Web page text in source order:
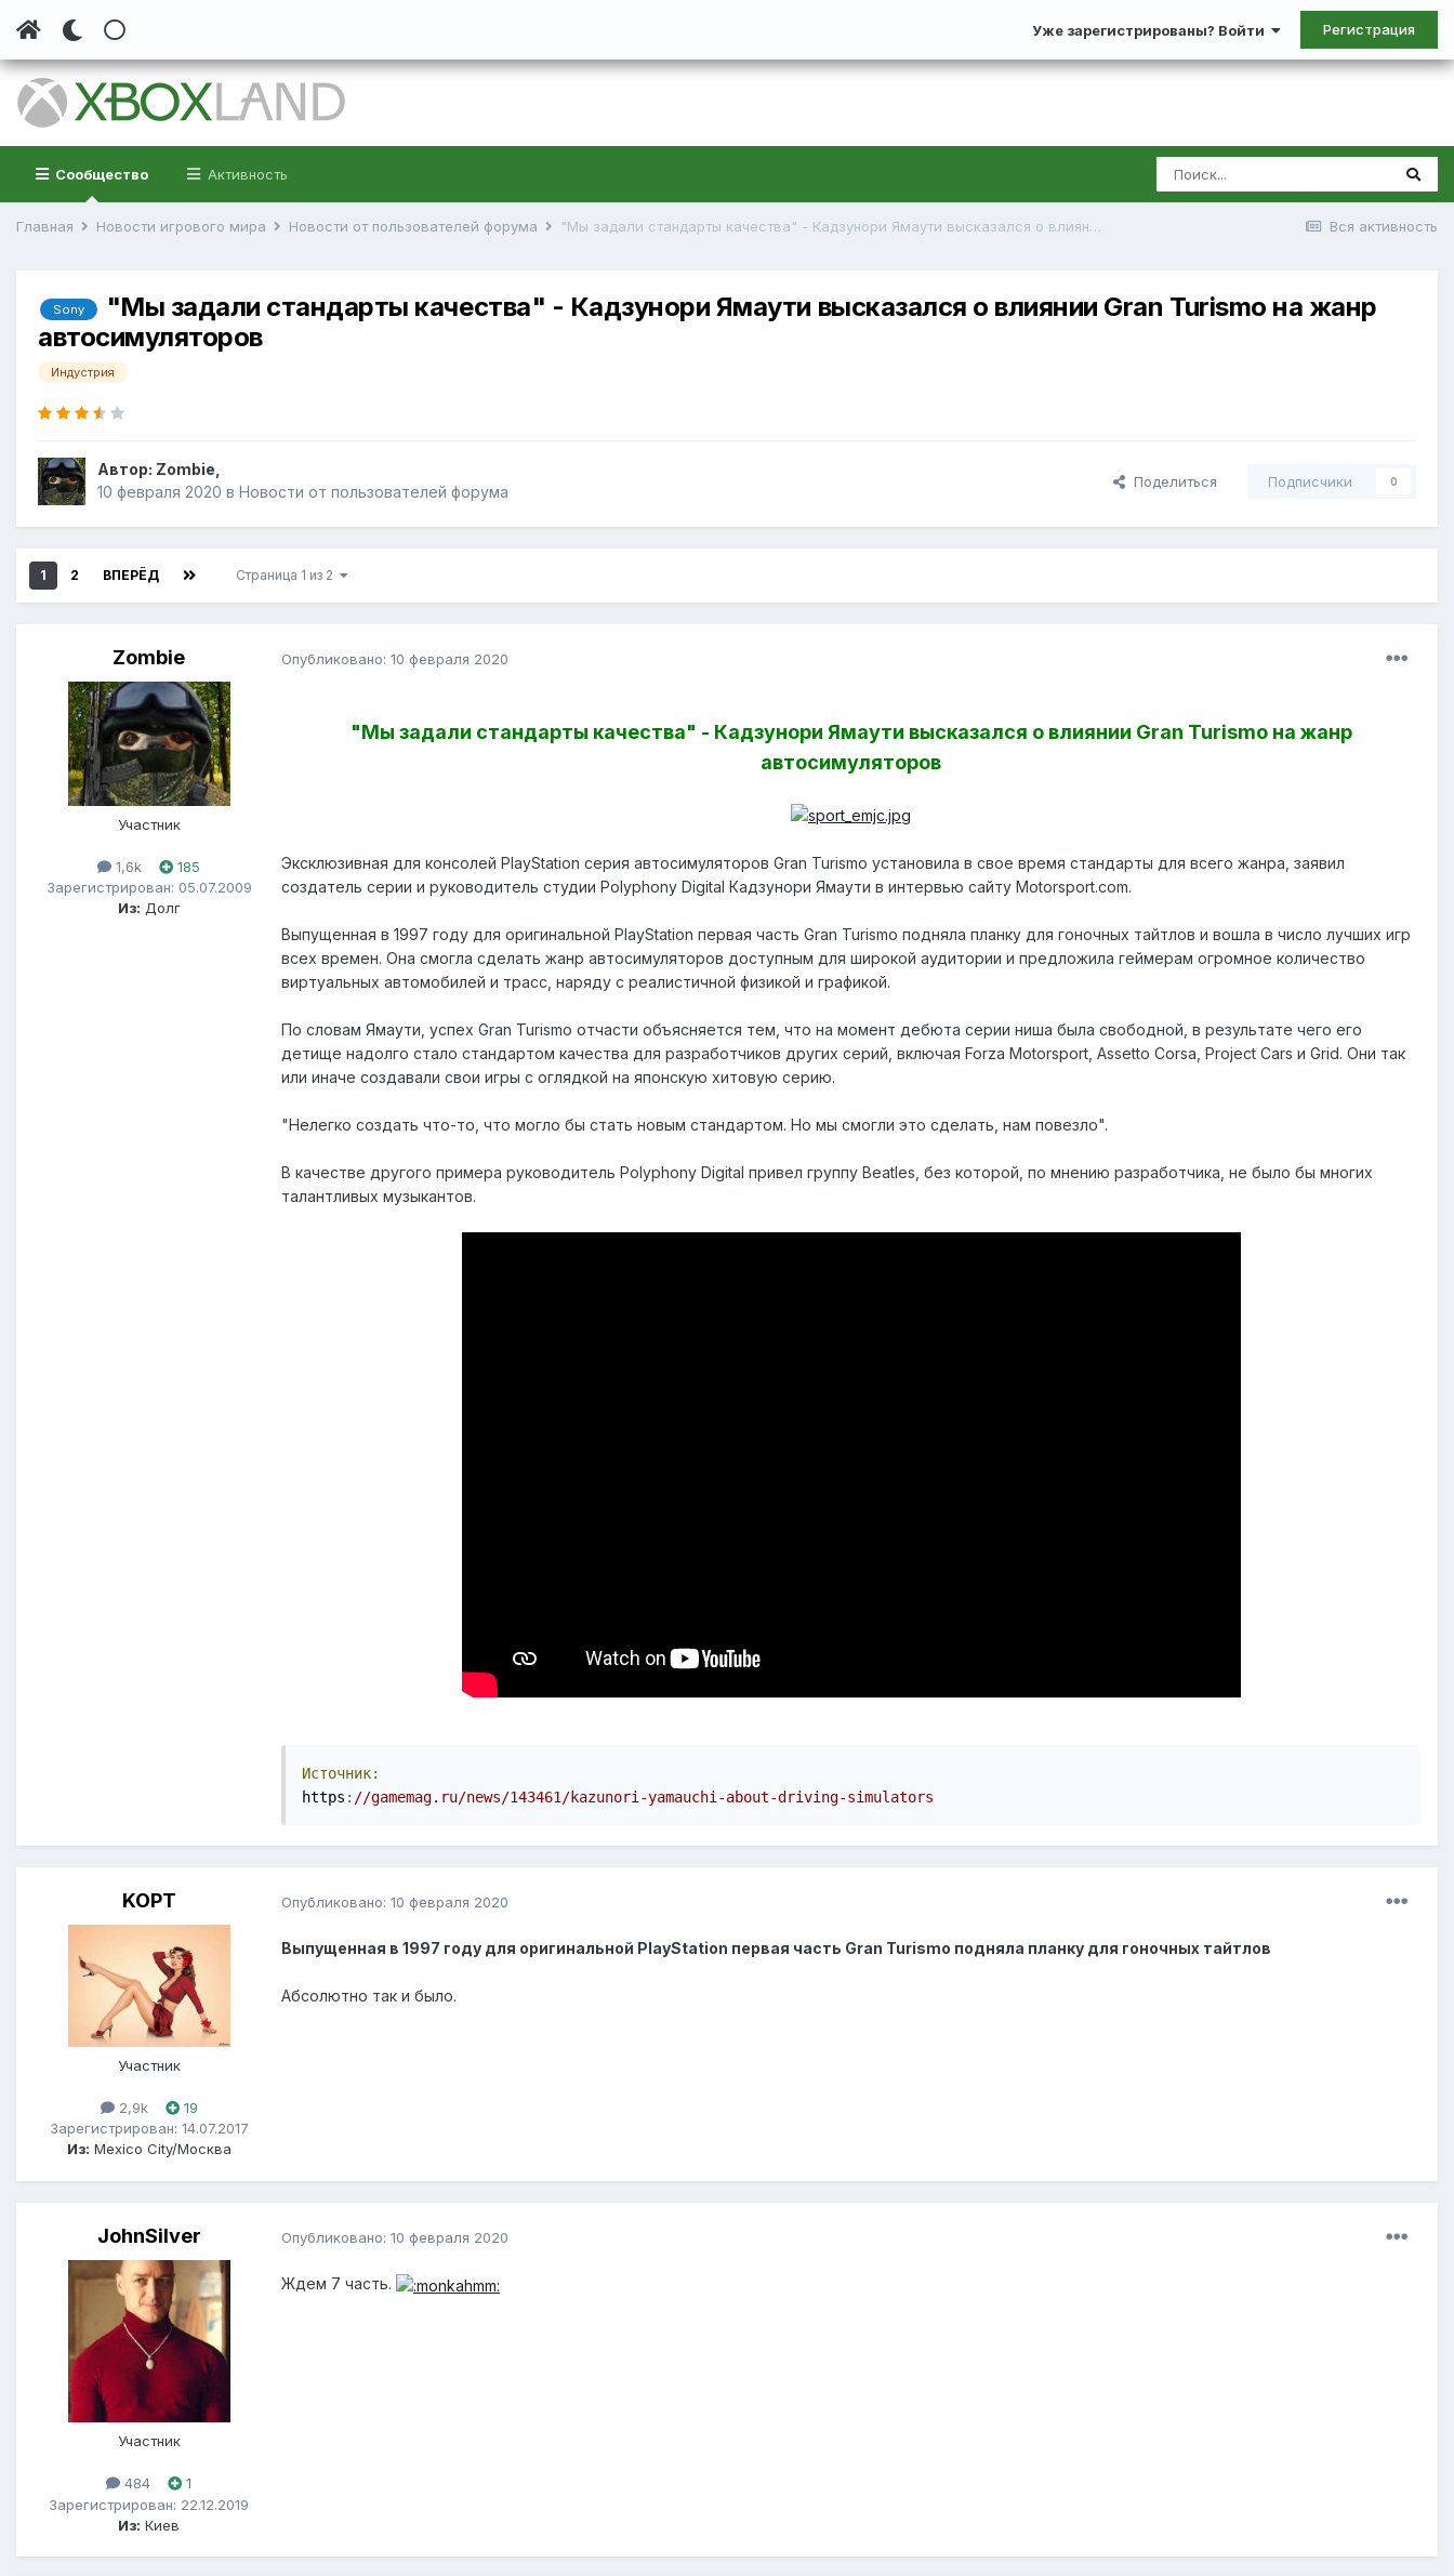
Уже зарегистрированы? Войти Регистрация
Сообщество Активность
Вся активность
Главная Новости игрового мира Новости от пользователей форума "Мы задали стандарты качества" - Кадзунори Ямаути высказался о влиянии Gran Turismo на жанр автосимуляторов
Sony
"Мы задали стандарты качества" - Кадзунори Ямаути высказался о влиянии Gran Turismo на жанр
автосимуляторов
Индустрия
Автор: Zombie
10 февраля 2020 в Новости от пользователей форума
Поделиться Подписчики 0
1 2 ВПЕРЁД Страница 1 из 2
Zombie
Участник
1,6k
185
Зарегистрирован: 05.07.2009
Из: Долг
Опубликовано: 10 февраля 2020
"Мы задали стандарты качества" - Кадзунори Ямаути высказался о влиянии Gran Turismo на жанр
автосимуляторов
Эксклюзивная для консолей PlayStation серия автосимуляторов Gran Turismo установила в свое время стандарты для всего жанра, заявил
создатель серии и руководитель студии Polyphony Digital Кадзунори Ямаути в интервью сайту Motorsport.com.
Выпущенная в 1997 году для оригинальной PlayStation первая часть Gran Turismo подняла планку для гоночных тайтлов и вошла в число лучших игр
всех времен. Она смогла сделать жанр автосимуляторов доступным для широкой аудитории и предложила геймерам огромное количество
виртуальных автомобилей и трасс, наряду с реалистичной физикой и графикой.
По словам Ямаути, успех Gran Turismo отчасти объясняется тем, что на момент дебюта серии ниша была свободной, в результате чего его
детище надолго стало стандартом качества для разработчиков других серий, включая Forza Motorsport, Assetto Corsa, Project Cars и Grid. Они так
или иначе создавали свои игры с оглядкой на японскую хитовую серию.
"Нелегко создать что-то, что могло бы стать новым стандартом. Но мы смогли это сделать, нам повезло".
В качестве другого примера руководитель Polyphony Digital привел группу Beatles, без которой, по мнению разработчика, не было бы многих
талантливых музыкантов.
Источник:
https : //gamemag.ru/news/143461/kazunori-yamauchi-about-driving-simulators
KOPT
Участник
2,9k
19
Зарегистрирован: 14.07.2017
Из: Mexico City/Москва
Опубликовано: 10 февраля 2020
Выпущенная в 1997 году для оригинальной PlayStation первая часть Gran Turismo подняла планку для гоночных тайтлов
Абсолютно так и было.
JohnSilver
Участник
484
1
Зарегистрирован: 22.12.2019
Из: Киев
Опубликовано: 10 февраля 2020
Ждем 7 часть.